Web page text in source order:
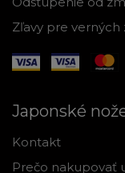
Zľavy pre verných
Japonské
Kontakt
Prečo nakupovať